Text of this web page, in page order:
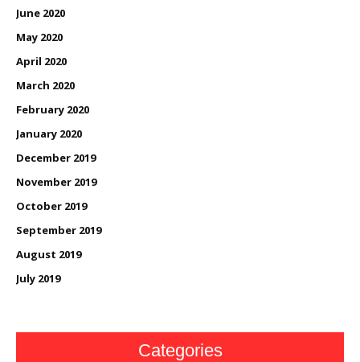
June 2020
May 2020
April 2020
March 2020
February 2020
January 2020
December 2019
November 2019
October 2019
September 2019
August 2019
July 2019
Categories